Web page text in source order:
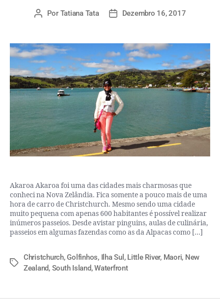
Por Tatiana Tata Dezembro 16, 2017
Akaroa Akaroa foi uma das cidades mais charmosas que
conheci na Nova Zelândia. Fica somente a pouco mais de uma
hora de carro de Christchurch. Mesmo sendo uma cidade
muito pequena com apenas 600 habitantes é possível realizar
inúmeros passeios. Desde avistar pinguins, aulas de culinária,
passeios em algumas fazendas como as da Alpacas como […]
Christchurch,Golfinhos, Ilha Sul , Little River, Maori, New
Zealand, South Island,Waterfront